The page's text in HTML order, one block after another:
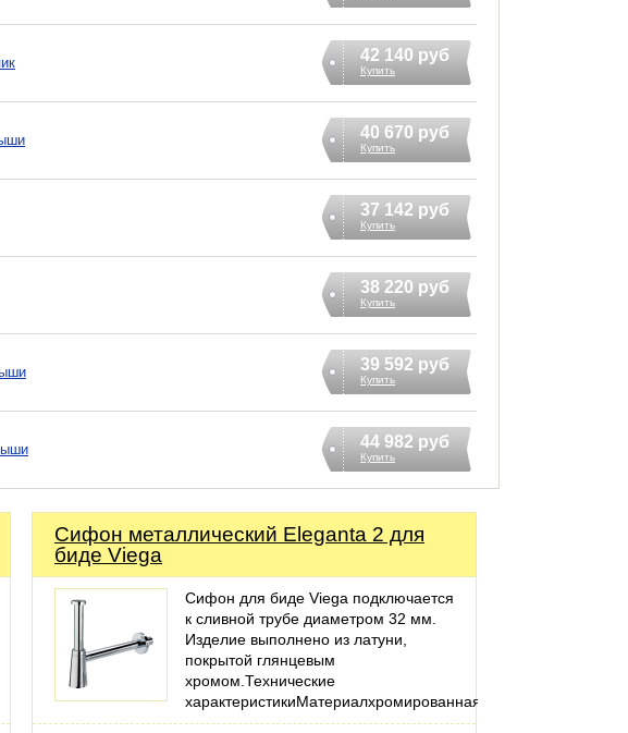
42 140 руб
Купить
40 670 руб
Купить
37 142 руб
Купить
38 220 руб
Купить
39 592 руб
Купить
44 982 руб
Купить
Сифoн металлический Eleganta 2 для
биде Viega
Сифон для биде Viega подключается
к сливной трубе диаметром 32 мм.
Изделие выполнено из латуни,
покрытой глянцевым
хромом.Технические
характеристикиМатериалхромированная…